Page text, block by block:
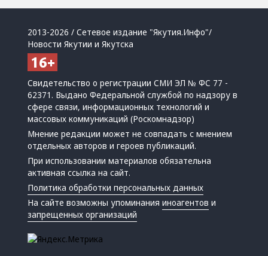
2013-2026 / Сетевое издание "Якутия.Инфо"/
Новости Якутии и Якутска
Свидетельство о регистрации СМИ ЭЛ № ФС 77 -
62371. Выдано Федеральной службой по надзору в
сфере связи, информационных технологий и
массовых коммуникаций (Роскомнадзор)
Мнение редакции может не совпадать с мнением
отдельных авторов и героев публикаций.
При использовании материалов обязательна
активная ссылка на сайт.
Политика обработки персональных данных
На сайте возможны упоминанияиноагентов и
запрещенных организаций